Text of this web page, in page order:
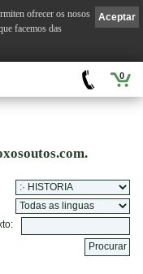
0
Aceptar
ofrecer os nosos
facemos das